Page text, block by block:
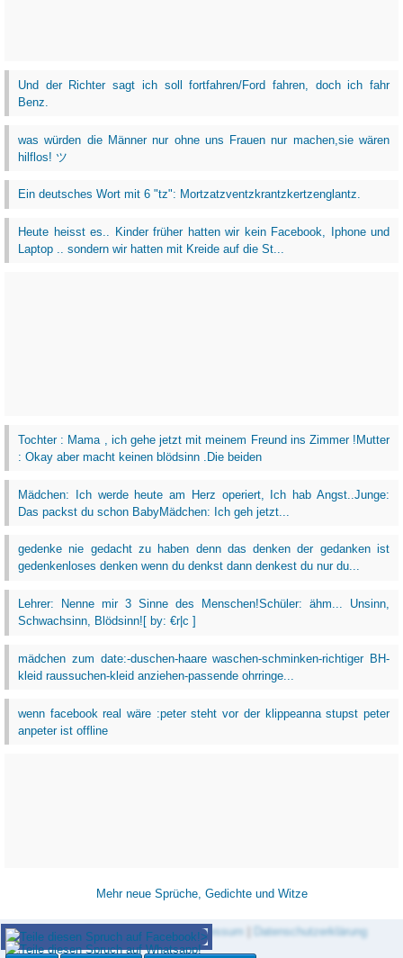
Und der Richter sagt ich soll fortfahren/Ford fahren, doch ich fahr
Benz.
was würden die Männer nur ohne uns Frauen nur machen,sie wären
hilflos! ツ
Ein deutsches Wort mit 6 "tz": Mortzatzventzkrantzkertzenglantz.
Heute heisst es.. Kinder früher hatten wir kein Facebook, Iphone und
Laptop .. sondern wir hatten mit Kreide auf die St...
Tochter : Mama , ich gehe jetzt mit meinem Freund ins Zimmer !Mutter
: Okay aber macht keinen blödsinn .Die beiden
Mädchen: Ich werde heute am Herz operiert, Ich hab Angst..Junge:
Das packst du schon BabyMädchen: Ich geh jetzt...
gedenke nie gedacht zu haben denn das denken der gedanken ist
gedenkenloses denken wenn du denkst dann denkest du nur du...
Lehrer: Nenne mir 3 Sinne des Menschen!Schüler: ähm... Unsinn,
Schwachsinn, Blödsinn![ by: €r|c ]
mädchen zum date:-duschen-haare waschen-schminken-richtiger BH-
kleid raussuchen-kleid anziehen-passende ohrringe...
wenn facebook real wäre :peter steht vor der klippeanna stupst peter
anpeter ist offline
Mehr neue Sprüche, Gedichte und Witze
Zitat des Tages Newsletter| Impressum Datenschutzerklärung